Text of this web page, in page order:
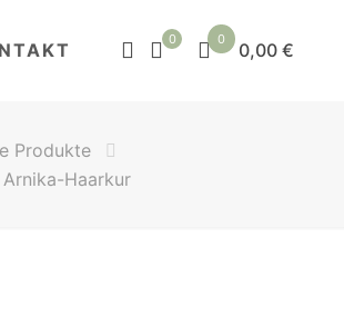
0 0 0,00 €
Produkte
Arnika-Haarkur